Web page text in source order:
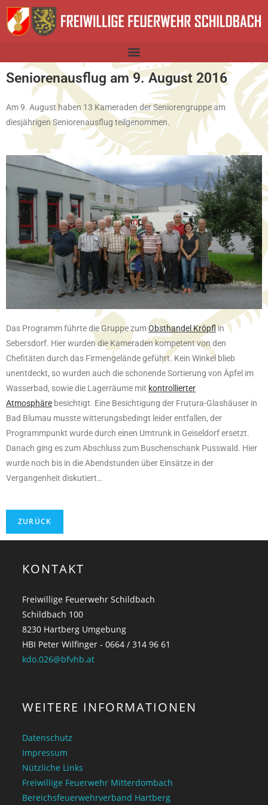
Seniorenausflug am 9. August 2016
Am 9. August haben 13 Kameraden der Seniorengruppe am
diesjährigen Seniorenausflug teilgenommen.
Das Programm führte die Gruppe zumObsthandel Kröpflin
Sebersdorf. Hier wurden die Kameraden kompetentvon den
Chefitäten durch das Firmengelände geführt. Kein Winkel blieb
unentdeckt, so wurden auch die schonende Sortierung von Äpfel im
Wasserbad, sowie die Lagerräume mit kontrollierter
Atmosphäre besichtigt. Eine Besichtigung der Frutura-Glashäuser in
Bad Blumau musste witterungsbedingt leider entfallen, der
Programmpunkt wurde durch einen Umtrunk in Geiseldorf ersetzt.
Danach ging es zum Abschluss zum Buschenschank Pusswald. Hier
wurde noch bis in die Abendstunden über Einsätze in der
Vergangenheit diskutiert…
KONTAKT
Freiwillige Feuerwehr Schildbach
Schildbach 100
8230 Hartberg Umgebung
HBI Peter Wilfinger - 0664 / 314 96 61
kdo.026@bfvhb.at
WEITERE INFORMATIONEN
Datenschutz
Impressum
Nützliche Links
Freiwillige Feuerwehr Mitterdombach
Bereichsfeuerwehrverband Hartberg